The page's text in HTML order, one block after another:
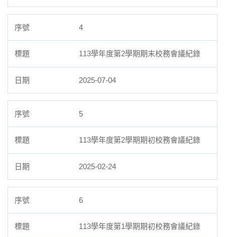
4
113學年度第2學期期末校務會議紀錄
2025-07-04
5
113學年度第2學期期初校務會議紀錄
2025-02-24
6
113學年度第1學期期初校務會議紀錄